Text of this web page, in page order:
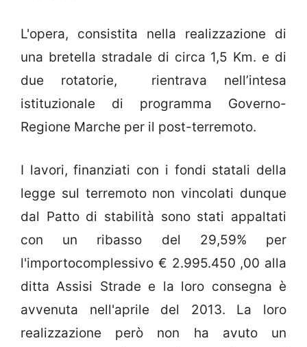
L'opera, consistita nella realizzazione di
una bretella stradale di circa 1,5 Km. e di
due rotatorie, rientrava nell’intesa
istituzionale di programma Governo-
Regione Marche per il post-terremoto.
I lavori, finanziati con i fondi statali della
legge sul terremoto non vincolati dunque
dal Patto di stabilità sono stati appaltati
con un ribasso del 29,59% per
l'importocomplessivo € 2.995.450 ,00 alla
ditta Assisi Strade e la loro consegna è
avvenuta nell'aprile del 2013. La loro
realizzazione però non ha avuto un